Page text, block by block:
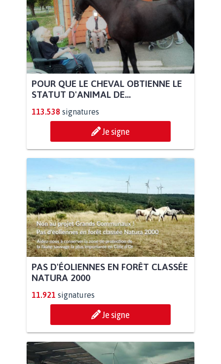
POUR QUE LE CHEVAL OBTIENNE LE
STATUT D'ANIMAL DE...
113.538 signatures
Je signe
PAS D'ÉOLIENNES EN FORÊT CLASSÉE
NATURA 2000
11.921 signatures
Je signe